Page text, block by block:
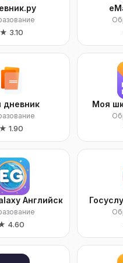
★ 3.10
дневник
★ 1.90
Моя
Английский язык
4.60